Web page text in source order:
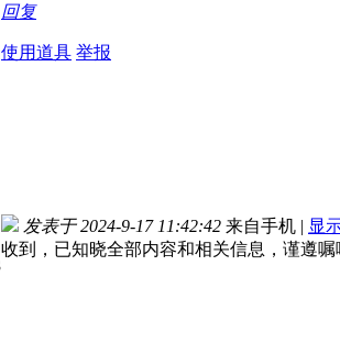
回复
使用道具 举报
发表于 2024-9-17 11:42:42 来自手机 | 显
收到，已知晓全部内容和相关信息，谨遵嘱